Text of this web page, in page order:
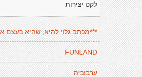
לקט יצירות
***מכתב גלוי להיא, שהיא בעצם
FUNLAND
ערבוביה